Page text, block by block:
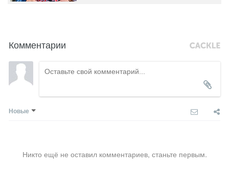
Комментарии
Новые
Никто ещё не оставил комментариев, станьте первым.